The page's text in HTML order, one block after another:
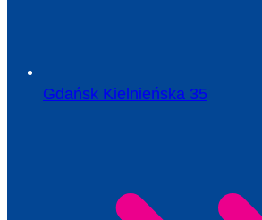
Gdańsk Kielnieńska 35